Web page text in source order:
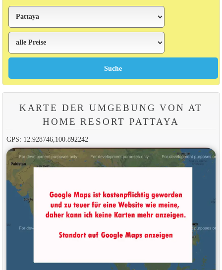
KARTE DER UMGEBUNG VON AT
HOME RESORT PATTAYA
GPS: 12.928746,100.892242